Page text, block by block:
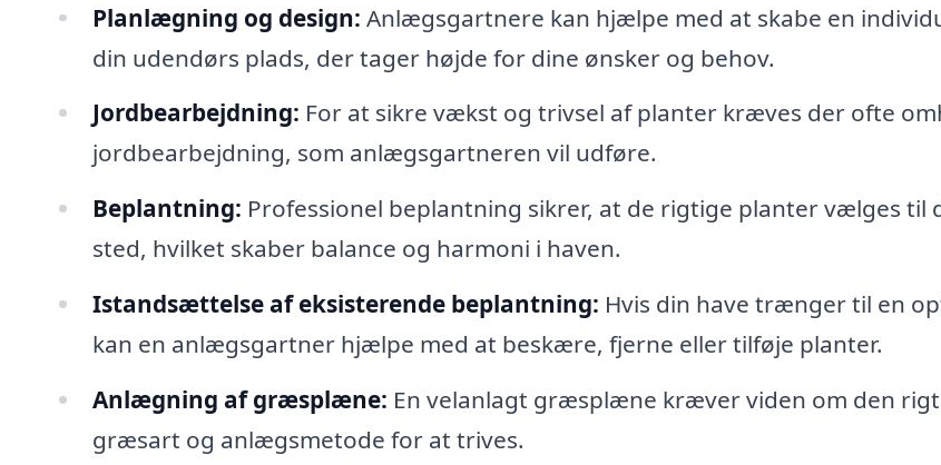
Planlægning og design: Anlægsgartnere kan hjælpe med at skabe en
din udendørs plads, der tager højde for dine ønsker og behov.
Jordbearbejdning: For at sikre vækst og trivsel af planter kræves der ofte
jordbearbejdning, som anlægsgartneren vil udføre.
Beplantning: Professionel beplantning sikrer, at de rigtige planter vælges til
sted, hvilket skaber balance og harmoni i haven.
Istandsættelse af eksisterende beplantning: Hvis din have trænger til en
kan en anlægsgartner hjælpe med at beskære, fjerne eller tilføje planter.
Anlægning af græsplæne: En velanlagt græsplæne kræver viden om den
græsart og anlægsmetode for at trives.